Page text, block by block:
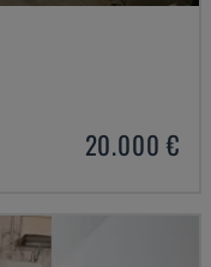
20.000 €